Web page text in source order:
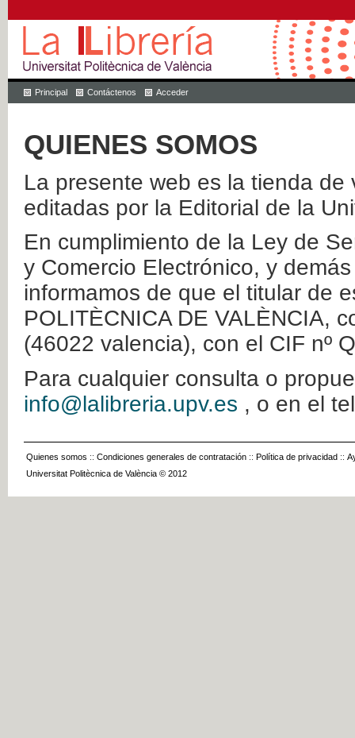
Principal Contáctenos Acceder
QUIENES SOMOS
La presente web es la tienda
editadas por la Editorial de la
En cumplimiento de la Ley de
y Comercio Electrónico, y
informamos de que el titular de
POLITÈCNICA DE VALÈNCIA,
(46022 valencia), con el CIF nº
Para cualquier consulta o
info@lalibreria.upv.es , o en el
Quienes somos :: Condiciones generales de contratación :: Política de privacidad ::
Universitat Politècnica de València © 2012